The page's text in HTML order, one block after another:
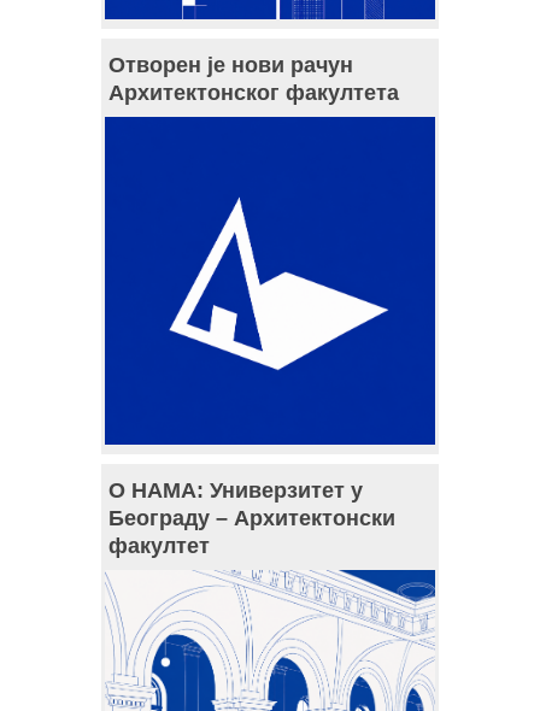
Отворен је нови рачун
Архитектонског факултета
О НАМА: Универзитет у
Београду – Архитектонски
факултет